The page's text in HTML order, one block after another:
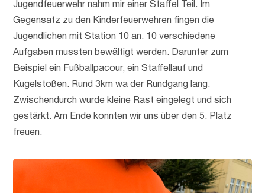
Jugendfeuerwehr nahm mir einer Staffel Teil. Im
Gegensatz zu den Kinderfeuerwehren fingen die
Jugendlichen mit Station 10 an. 10 verschiedene
Aufgaben mussten bewältigt werden. Darunter zum
Beispiel ein Fußballpacour, ein Staffellauf und
Kugelstoßen. Rund 3km wa der Rundgang lang.
Zwischendurch wurde kleine Rast eingelegt und sich
gestärkt. Am Ende konnten wir uns über den 5. Platz
freuen.